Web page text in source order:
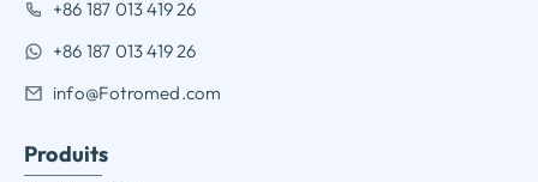
+86 187 013 419 26
+86 187 013 419 26
info@Fotromed.com
Produits